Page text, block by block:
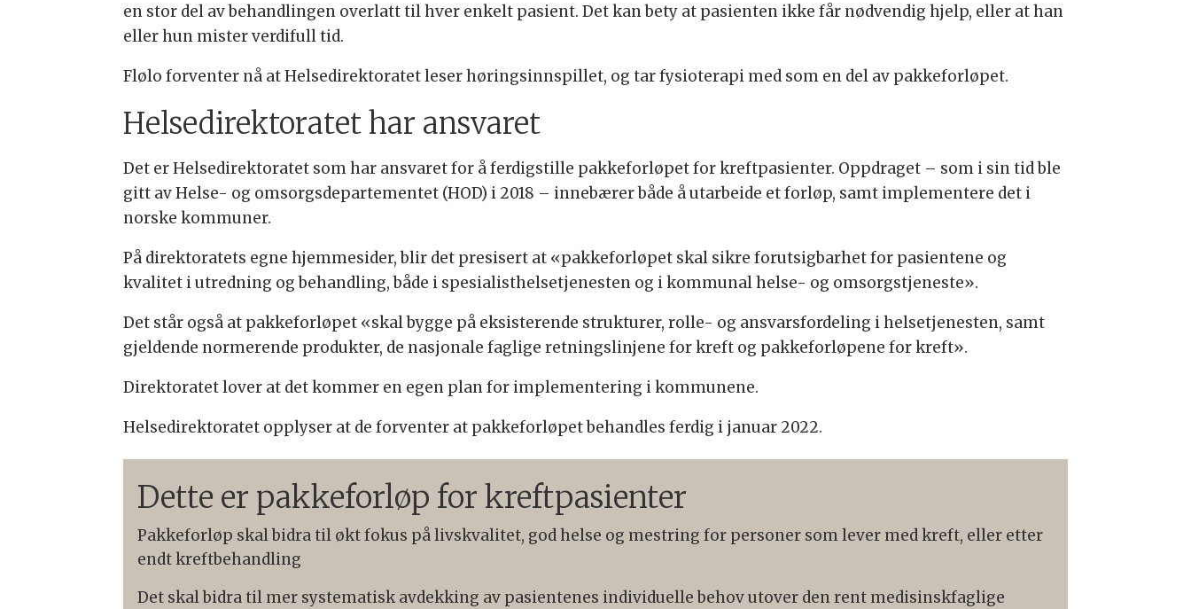
en stor del av behandlingen overlatt til hver enkelt pasient. Det kan bety at pasienten ikke får nødvendig hjelp, eller at han
eller hun mister verdifull tid.
Flølo forventer nå at Helsedirektoratet leser høringsinnspillet, og tar fysioterapi med som en del av pakkeforløpet.
Helsedirektoratet har ansvaret
Det er Helsedirektoratet som har ansvaret for å ferdigstille pakkeforløpet for kreftpasienter. Oppdraget – som i sin tid ble
gitt av Helse- og omsorgsdepartementet (HOD) i 2018 – innebærer både å utarbeide et forløp, samt implementere det i
norske kommuner.
På direktoratets egne hjemmesider, blir det presisert at «pakkeforløpet skal sikre forutsigbarhet for pasientene og
kvalitet i utredning og behandling, både i spesialisthelsetjenesten og i kommunal helse- og omsorgstjeneste».
Det står også at pakkeforløpet «skal bygge på eksisterende strukturer, rolle- og ansvarsfordeling i helsetjenesten, samt
gjeldende normerende produkter, de nasjonale faglige retningslinjene for kreft og pakkeforløpene for kreft».
Direktoratet lover at det kommer en egen plan for implementering i kommunene.
Helsedirektoratet opplyser at de forventer at pakkeforløpet behandles ferdig i januar 2022.
Dette er pakkeforløp for kreftpasienter
Pakkeforløp skal bidra til økt fokus på livskvalitet, god helse og mestring for personer som lever med kreft, eller etter
endt kreftbehandling
Det skal bidra til mer systematisk avdekking av pasientenes individuelle behov utover den rent medisinskfaglige